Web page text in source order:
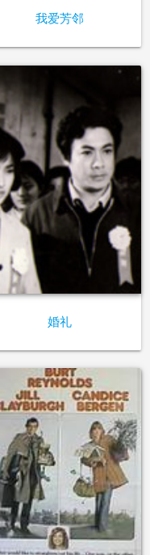
我爱芳邻
婚礼